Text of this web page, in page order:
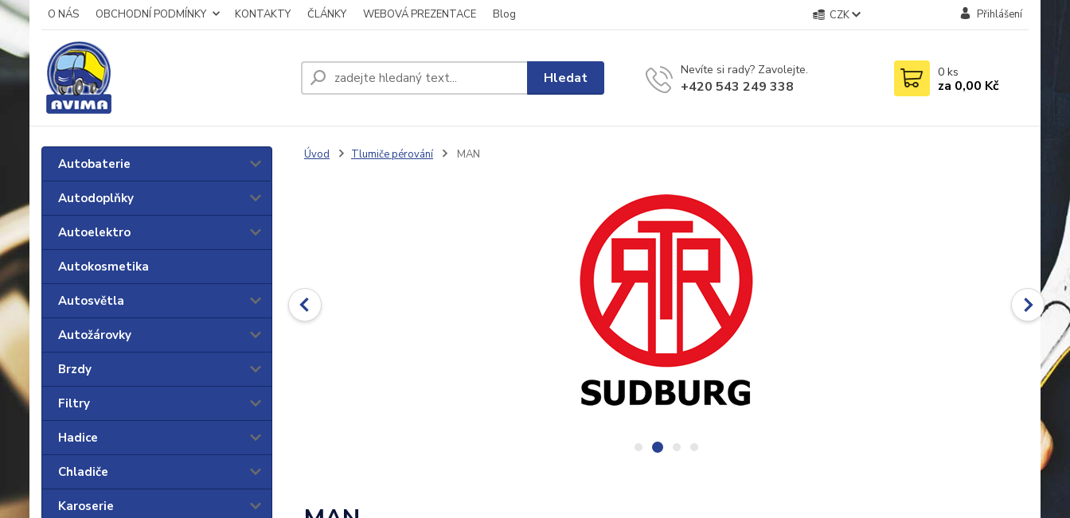
O NÁS OBCHODNÍ PODMÍNKY KONTAKTY ČLÁNKY WEBOVÁ PREZENTACE Blog CZK Přihlášení
Hledat Nevíte si rady? Zavolejte.
+420 543 249 338
0 ks
za 0,00 Kč
Autobaterie
Autodoplňky
Autoelektro
Autokosmetika
Autosvětla
Autožárovky
Brzdy
Filtry
Hadice
Chladiče
Karoserie
Úvod Tlumiče pérování MAN